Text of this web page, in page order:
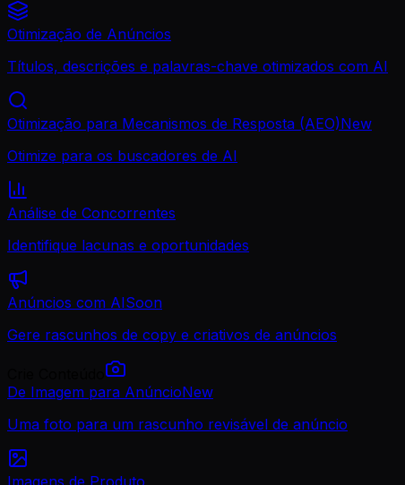
Otimização de Anúncios
Títulos, descrições e palavras-chave otimizados com AI
Otimização para Mecanismos de Resposta (AEO)New
Otimize para os buscadores de AI
Análise de Concorrentes
Identifique lacunas e oportunidades
Anúncios com AISoon
Gere rascunhos de copy e criativos de anúncios
De Imagem para AnúncioNew
Uma foto para um rascunho revisável de anúncio